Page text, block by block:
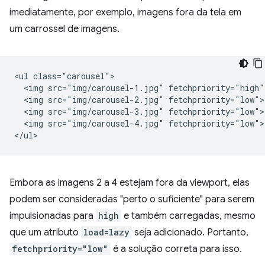
imediatamente, por exemplo, imagens fora da tela em
um carrossel de imagens.
<ul class="carousel">
<img src="img/carousel-1.jpg"
  <img src="img/carousel-2.jpg" fetchpriority="low">
  <img src="img/carousel-3.jpg" fetchpriority="low">
  <img src="img/carousel-4.jpg" fetchpriority="low">
Embora as imagens 2 a 4 estejam fora da viewport, elas
podem ser consideradas "perto o suficiente" para serem
impulsionadas para high e também carregadas, mesmo
que um atributo load=lazy seja adicionado. Portanto,
fetchpriority="low" é a solução correta para isso.